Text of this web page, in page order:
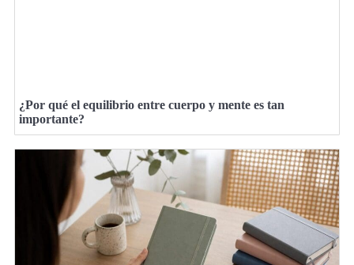
¿Por qué el equilibrio entre cuerpo y mente es tan
importante?